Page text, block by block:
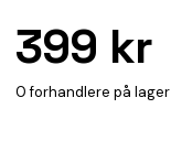
399 kr
0 forhandlere på lager